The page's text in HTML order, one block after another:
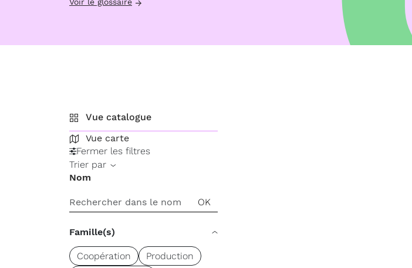
Vue catalogue
Vue carte
Fermer les filtres
Trier par
Nom
Famille(s)
Coopération
Production